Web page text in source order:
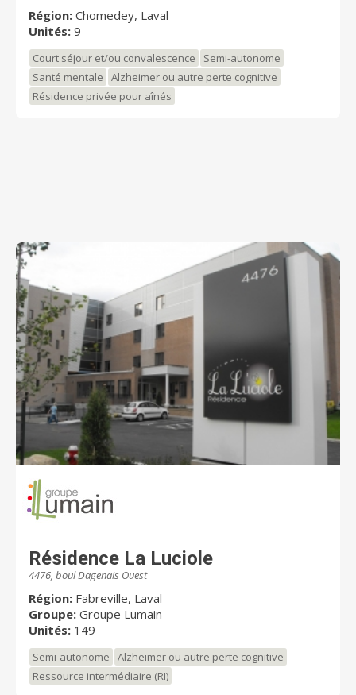
Région: Chomedey, Laval
Unités: 9
Court séjour et/ou convalescence
Semi-autonome
Santé mentale
Alzheimer ou autre perte cognitive
Résidence privée pour aînés
Résidence La Luciole
4476, boul Dagenais Ouest
Région: Fabreville, Laval
Groupe: Groupe Lumain
Unités: 149
Semi-autonome
Alzheimer ou autre perte cognitive
Ressource intermédiaire (RI)